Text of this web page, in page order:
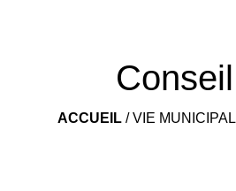
ACCUEIL /VIE